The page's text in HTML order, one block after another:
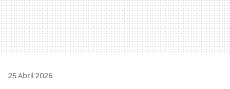
25 Abril 2026